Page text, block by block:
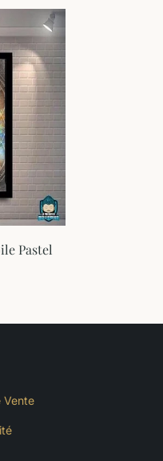
Pastel
Vente